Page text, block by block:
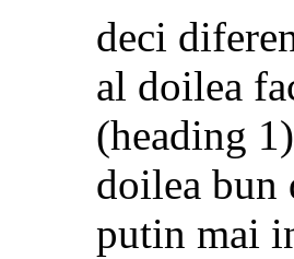
deci
al doilea
(heading
doilea bun
putin mai